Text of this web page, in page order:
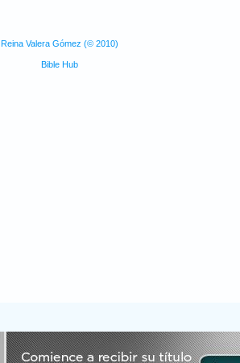
Reina Valera Gómez (© 2010)
Bible Hub